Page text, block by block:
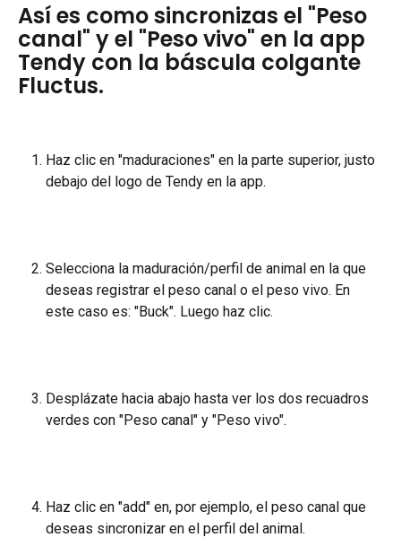
Así es como sincronizas el "Peso
canal" y el "Peso vivo" en la app
Tendy con la báscula colgante
Fluctus.
Haz clic en "maduraciones" en la parte superior, justo
debajo del logo de Tendy en la app.
Selecciona la maduración/perfil de animal en la que
deseas registrar el peso canal o el peso vivo. En
este caso es: "Buck". Luego haz clic.
Desplázate hacia abajo hasta ver los dos recuadros
verdes con "Peso canal" y "Peso vivo".
Haz clic en "add" en, por ejemplo, el peso canal que
deseas sincronizar en el perfil del animal.